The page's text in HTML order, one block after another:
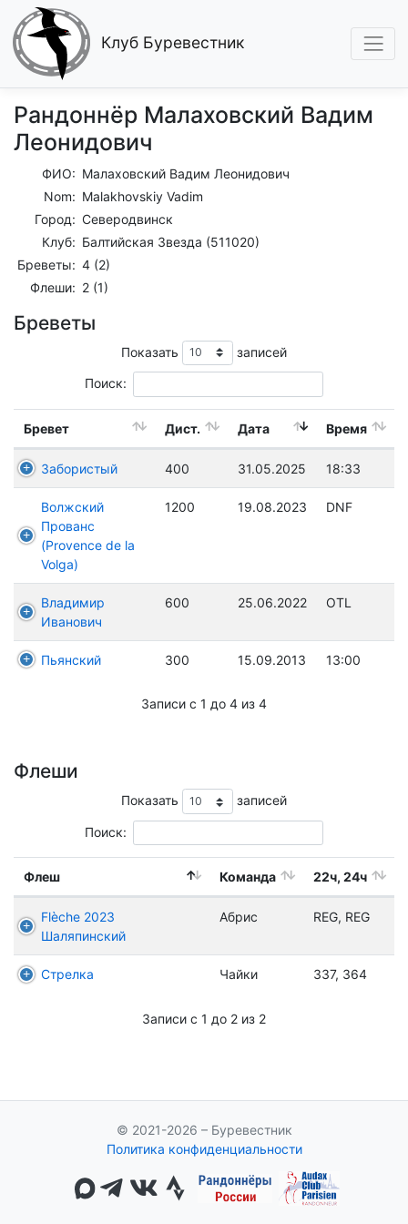
Клуб Буревестник
Рандоннёр Малаховский Вадим
Леонидович
ФИО: Малаховский Вадим Леонидович
Nom: Malakhovskiy Vadim
Город: Северодвинск
Клуб: Балтийская Звезда (511020)
Бреветы: 4 (2)
Флеши: 2 (1)
Бреветы
Показать записей
Поиск:
Бревет Дист. Дата Время
Забористый 400 31.05.2025 18:33
Волжский
Прованс
(Provence de la
Volga)
1200 19.08.2023 DNF
Владимир
Иванович
600 25.06.2022 OTL
Пьянский 300 15.09.2013 13:00
Записи с 1 до 4 из 4
Флеши
Показать записей
Поиск:
Флеш Команда 22ч, 24ч
Flèche 2023
Шаляпинский
Абрис REG, REG
Стрелка Чайки 337, 364
Записи с 1 до 2 из 2
© 2021-2026 – Буревестник
Политика конфиденциальности